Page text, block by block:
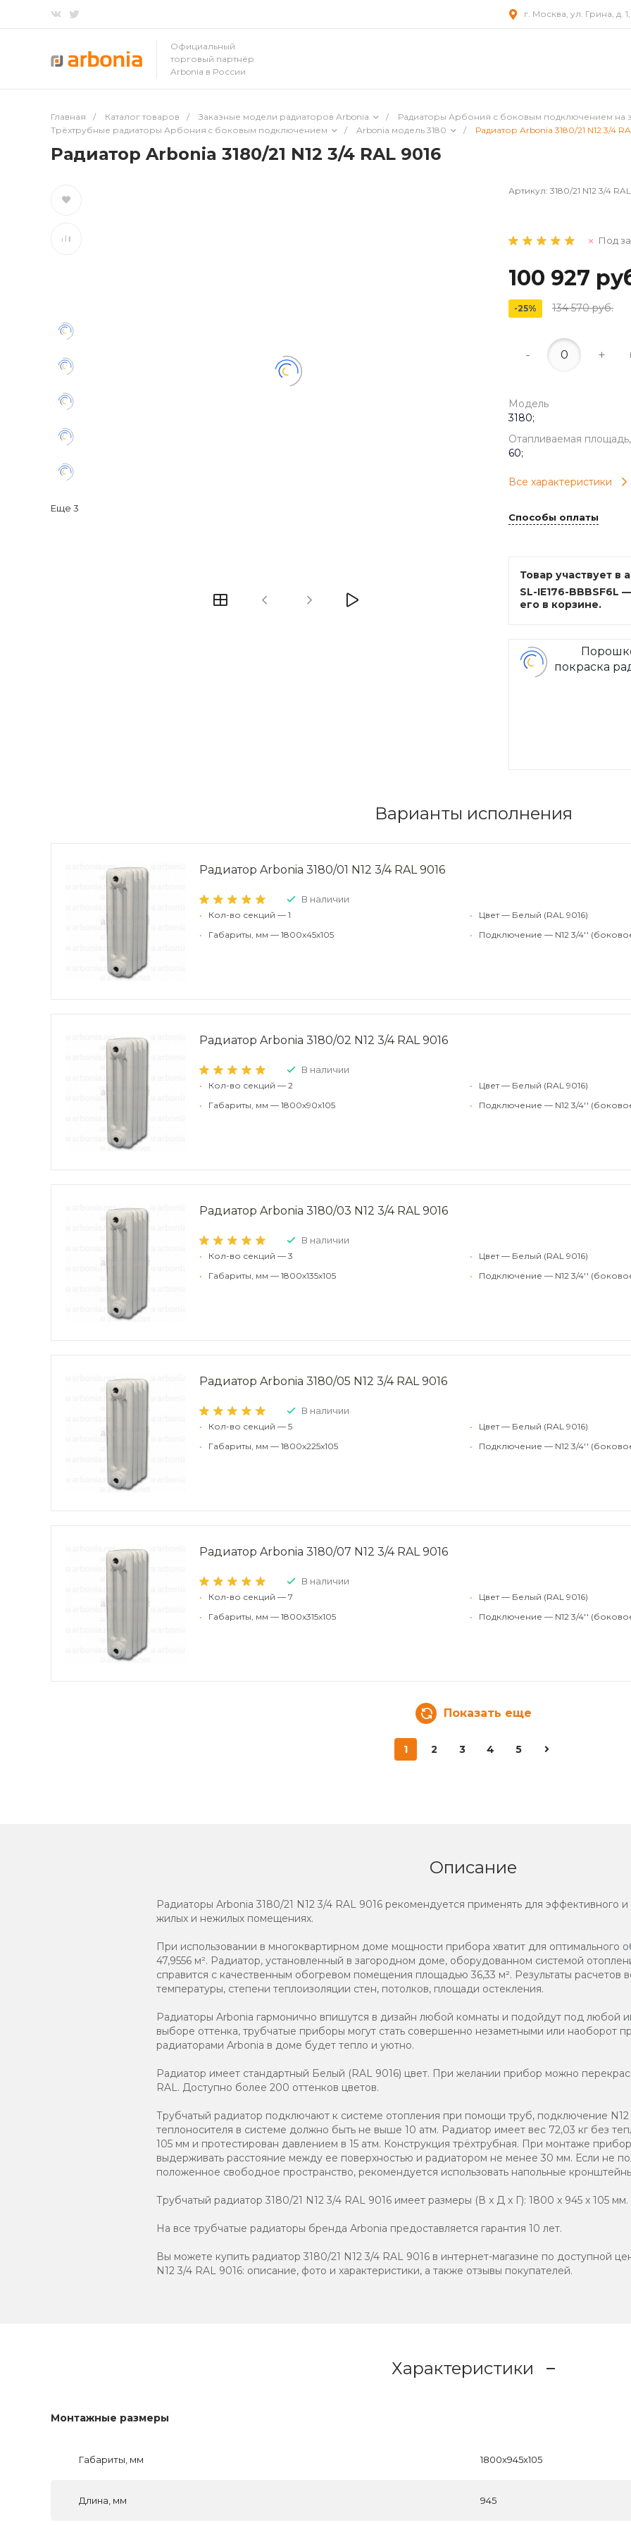
г. Москва, ул. Грина, д.
Официальный
торговый партнёр
Arbonia в России
Главная / Каталог товаров / Заказные модели радиаторов Arbonia / Радиаторы Арбония с боковым подключением на
Трёхтрубные радиаторы Арбония c боковым подключением
/ Arbonia модель 3180 / Радиатор Arbonia 3180/21 N12 3/4
Радиатор Arbonia 3180/21 N12 3/4 RAL 9016
Еще 3
Артикул: 3180/21 N12 3/4
Под
100 927
-25% 134 570 руб.
- +
Модель
3180;
Отапливаемая
60;
Все характеристики
Способы оплаты
Товар участвует в
SL-IE176-BBBSF6L
его в корзине.
покраска
Варианты исполнения
Радиатор Arbonia 3180/01 N12 3/4 RAL 9016
В наличии
•
Кол-во секций — 1
•
Габариты, мм — 1800x45x105
•
Цвет — Белый (RAL 9016)
•
Подключение — N12 3/4''
Радиатор Arbonia 3180/02 N12 3/4 RAL 9016
В наличии
•
Кол-во секций — 2
•
Габариты, мм — 1800x90x105
•
Цвет — Белый (RAL 9016)
•
Подключение — N12 3/4''
Радиатор Arbonia 3180/03 N12 3/4 RAL 9016
В наличии
•
Кол-во секций — 3
•
Габариты, мм — 1800x135x105
•
Цвет — Белый (RAL 9016)
•
Подключение — N12 3/4''
Радиатор Arbonia 3180/05 N12 3/4 RAL 9016
В наличии
•
Кол-во секций — 5
•
Габариты, мм — 1800x225x105
•
Цвет — Белый (RAL 9016)
•
Подключение — N12 3/4''
Радиатор Arbonia 3180/07 N12 3/4 RAL 9016
В наличии
•
Кол-во секций — 7
•
Габариты, мм — 1800x315x105
•
Цвет — Белый (RAL 9016)
•
Подключение — N12 3/4''
Показать еще
1 2 3 4 5
Описание
Радиаторы Arbonia 3180/21 N12 3/4 RAL 9016 рекомендуется применять для эффективного
жилых и нежилых помещениях.
При использовании в многоквартирном доме мощности прибора хватит для оптимального
47,9556 м². Радиатор, установленный в загородном доме, оборудованном системой
справится с качественным обогревом помещения площадью 36,33 м². Результаты расчетов
температуры, степени теплоизоляции стен, потолков, площади остекления.
Радиаторы Arbonia гармонично впишутся в дизайн любой комнаты и подойдут под любой
выборе оттенка, трубчатые приборы могут стать совершенно незаметными или наоборот
радиаторами Аrbonia в доме будет тепло и уютно.
Радиатор имеет стандартный Белый (RAL 9016) цвет. При желании прибор можно
RAL. Доступно более 200 оттенков цветов.
Трубчатый радиатор подключают к системе отопления при помощи труб, подключение
теплоносителя в системе должно быть не выше 10 атм. Радиатор имеет вес 72,03 кг без
105 мм и протестирован давлением в 15 атм. Конструкция трёхтрубная. При монтаже
выдерживать расстояние между ее поверхностью и радиатором не менее 30 мм. Если не
положенное свободное пространство, рекомендуется использовать напольные
Трубчатый радиатор 3180/21 N12 3/4 RAL 9016 имеет размеры (В x Д x Г): 1800 x 945 x 105 мм.
На все трубчатые радиаторы бренда Аrbonia предоставляется гарантия 10 лет.
Вы можете купить радиатор 3180/21 N12 3/4 RAL 9016 в интернет-магазине по доступной
N12 3/4 RAL 9016: описание, фото и характеристики, а также отзывы покупателей.
Характеристики
Монтажные размеры
Габариты, мм 1800x945x105
Длина, мм 945